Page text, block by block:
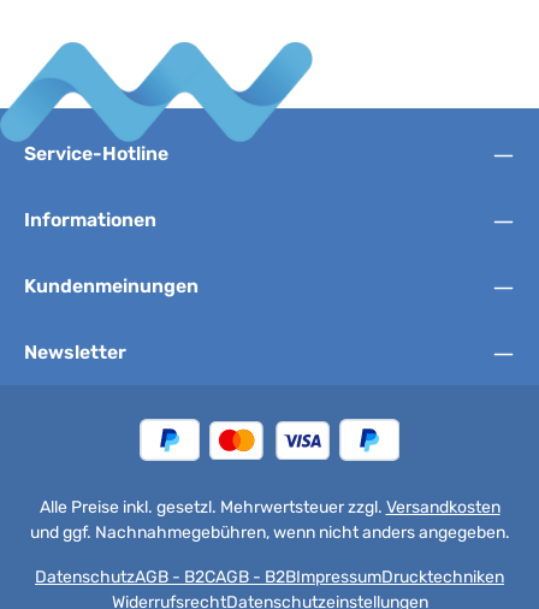
Service-Hotline
Informationen
Kundenmeinungen
Newsletter
Alle Preise inkl. gesetzl. Mehrwertsteuer zzgl. Versandkosten
und ggf. Nachnahmegebühren, wenn nicht anders angegeben.
DatenschutzAGB - B2CAGB - B2BImpressumDrucktechniken
WiderrufsrechtDatenschutzeinstellungen